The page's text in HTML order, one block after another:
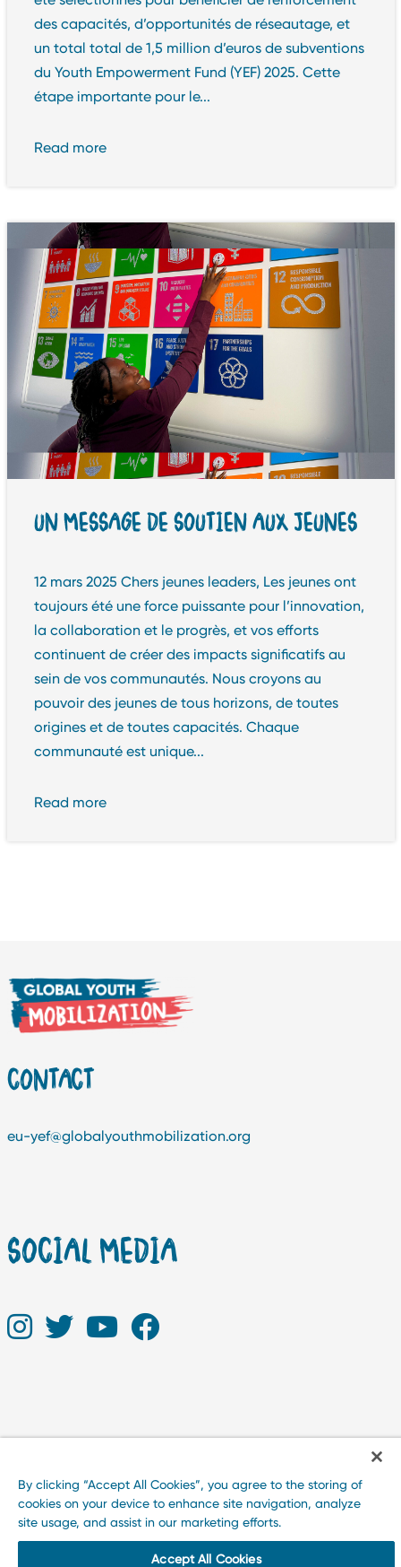
des capacités, d’opportunités de réseautage, et
un total total de 1,5 million d’euros de subventions
du Youth Empowerment Fund (YEF) 2025. Cette
étape importante pour le...
Read more
UN MESSAGE DE SOUTIEN AUX JEUNES
12 mars 2025 Chers jeunes leaders, Les jeunes ont
toujours été une force puissante pour l’innovation,
la collaboration et le progrès, et vos efforts
continuent de créer des impacts significatifs au
sein de vos communautés. Nous croyons au
pouvoir des jeunes de tous horizons, de toutes
origines et de toutes capacités. Chaque
communauté est unique...
Read more
CONTACT
eu-yef@globalyouthmobilization.org
SOCIAL MEDIA
By clicking “Accept All Cookies”, you agree to the storing of
cookies on your device to enhance site navigation, analyze
site usage, and assist in our marketing efforts.
Accept All Cookies